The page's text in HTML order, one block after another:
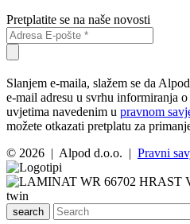
Pretplatite se na naše novosti
Slanjem e-maila, slažem se da
e-mail adresu u svrhu informiranja
uvjetima navedenim u pravnom
možete otkazati pretplatu za
© 2026 | Alpod d.o.o. | Pravni
search